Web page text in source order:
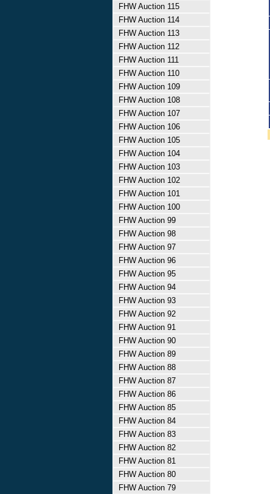
FHW Auction 115
FHW Auction 114
FHW Auction 113
FHW Auction 112
FHW Auction 111
FHW Auction 110
FHW Auction 109
FHW Auction 108
FHW Auction 107
FHW Auction 106
FHW Auction 105
FHW Auction 104
FHW Auction 103
FHW Auction 102
FHW Auction 101
FHW Auction 100
FHW Auction 99
FHW Auction 98
FHW Auction 97
FHW Auction 96
FHW Auction 95
FHW Auction 94
FHW Auction 93
FHW Auction 92
FHW Auction 91
FHW Auction 90
FHW Auction 89
FHW Auction 88
FHW Auction 87
FHW Auction 86
FHW Auction 85
FHW Auction 84
FHW Auction 83
FHW Auction 82
FHW Auction 81
FHW Auction 80
FHW Auction 79